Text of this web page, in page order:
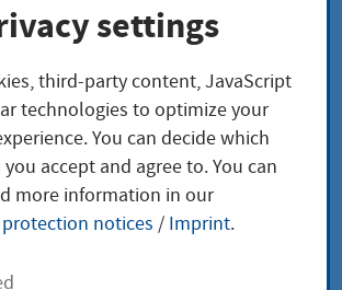
Demokratie Kiosk meets
Design Capital
Kiosk
settings
third-party content, JavaScript
technologies to optimize your
You can decide which
accept and agree to. You can
more information in our
protection notices / Imprint.